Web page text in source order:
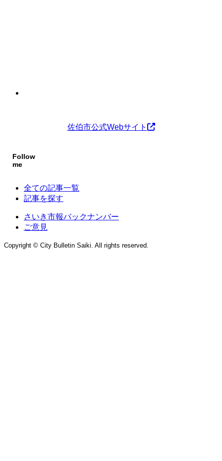
佐伯市公式Webサイト
Follow
me
全ての記事一覧
記事を探す
さいき市報バックナンバー
ご意見
Copyright © City Bulletin Saiki. All rights reserved.